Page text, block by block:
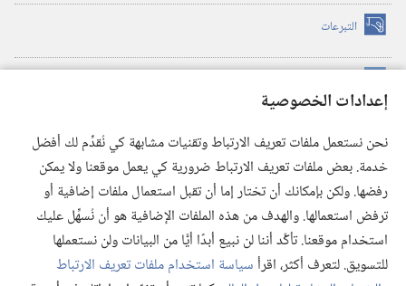
إعدادات الخصوصية
نحن نستعمل ملفات تعريف الارتباط وتقنيات مشابهة كي نُقدِّم لك أفضل
خدمة. بعض ملفات تعريف الارتباط ضرورية كي يعمل موقعنا ولا يمكن
رفضها. ولكن بإمكانك أن تختار إما أن تقبل استعمال ملفات إضافية أو
ترفض استعمالها. والهدف من هذه الملفات الإضافية هو أن نُسهِّل عليك
استخدام موقعنا. تأكَّد أننا لن نبيع أبدًا أيًّا من البيانات ولن نستعملها
للتسويق. لتعرف أكثر، اقرأسياسة استخدام ملفات تعريف الارتباط
التبرعات (يفتح
نافذة
(يفتح
نافذة
(يفتح
نافذة
جديدة) تطبيق ®
JW Library
مكتبة برج المراقبة